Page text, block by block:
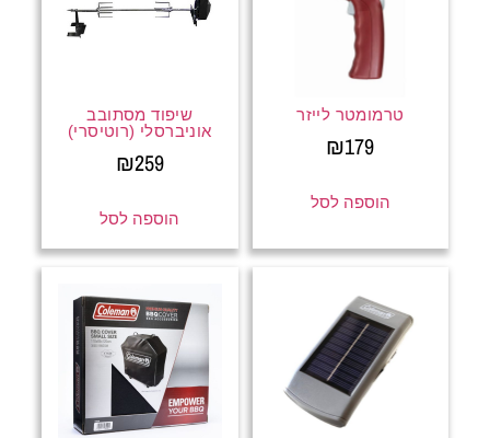
טרמומטר לייזר
₪179
הוספה לסל
שיפוד מסתובב
אוניברסלי (רוטיסרי)
₪259
הוספה לסל